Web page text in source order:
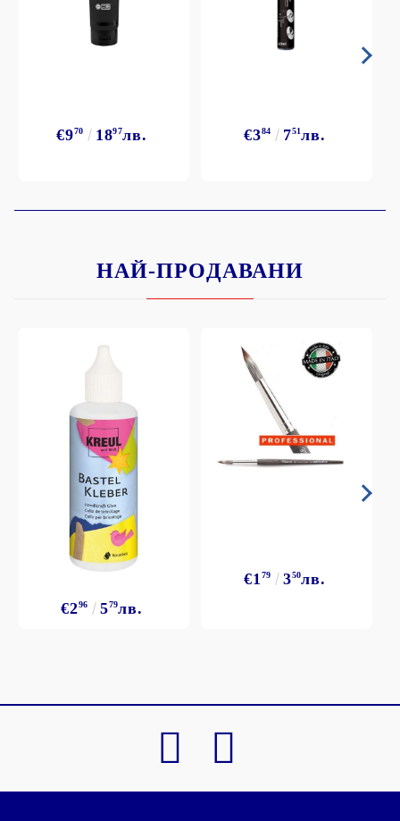
€970 1897лв. €384 751лв.
НАЙ-ПРОДАВАНИ
€296 579лв.
€1 79 350лв.